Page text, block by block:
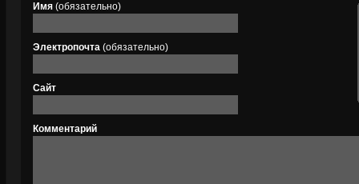
Имя (обязательно)
Электропочта (обязательно)
Сайт
Комментарий